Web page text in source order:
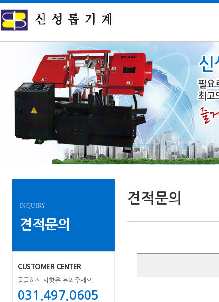
INQUIRY
견적문의
CUSTOMER CENTER
궁금하신 사항은 문의주세요.
031.497.0605
견적문의